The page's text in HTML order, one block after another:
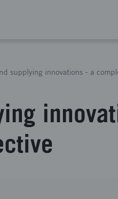
supplying innovations - a